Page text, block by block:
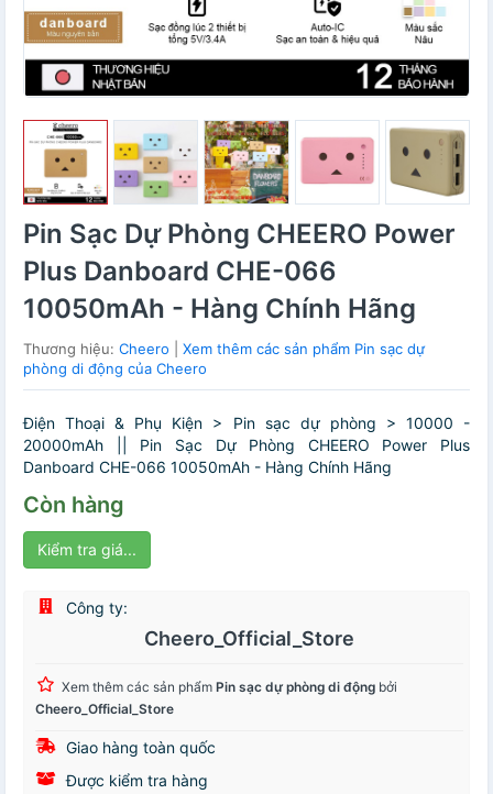
Pin Sạc Dự Phòng CHEERO Power
Plus Danboard CHE-066
10050mAh - Hàng Chính Hãng
Thương hiệu: Cheero
Xem thêm các sản phẩm Pin sạc dự
phòng di động của Cheero
Điện Thoại & Phụ Kiện > Pin sạc dự phòng > 10000 -
20000mAh || Pin Sạc Dự Phòng CHEERO Power Plus
Danboard CHE-066 10050mAh - Hàng Chính Hãng
Còn hàng
Kiểm tra giá...
Công ty:
Cheero_Official_Store
Xem thêm các sản phẩm Pin sạc dự phòng di động bởi
Cheero_Official_Store
Giao hàng toàn quốc
Được kiểm tra hàng